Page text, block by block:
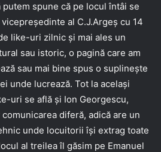
spune că pe locul întâi se
al C.J.Argeș cu 14
like-uri zilnic și mai ales un
sau istoric, o pagină care am
sau mai bine spus o suplinește
unde lucrează. Tot la același
uri se află și Ion Georgescu,
diferă, adică are un
unde locuitorii își extrag toate
al treilea îl găsim pe Emanuel